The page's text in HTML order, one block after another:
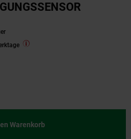
Warenkorb